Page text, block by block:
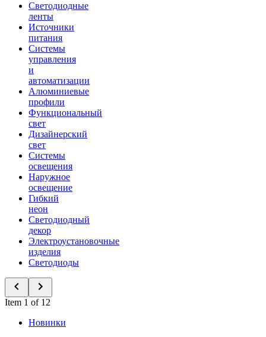
Светодиодные
ленты
Источники
питания
Системы
управления
и
автоматизации
Алюминиевые
профили
Функциональный
свет
Дизайнерский
свет
Системы
освещения
Наружное
освещение
Гибкий
неон
Светодиодный
декор
Электроустановочные
изделия
Светодиоды
Item 1 of 12
Новинки